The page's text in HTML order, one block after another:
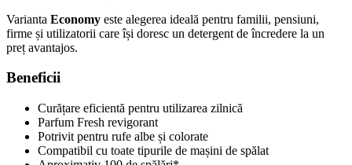
Varianta Economy este alegerea ideală pentru familii, pensiuni,
firme și utilizatorii care își doresc un detergent de încredere la un
preț avantajos.
Beneficii
Curățare eficientă pentru utilizarea zilnică
Parfum Fresh revigorant
Potrivit pentru rufe albe și colorate
Compatibil cu toate tipurile de mașini de spălat